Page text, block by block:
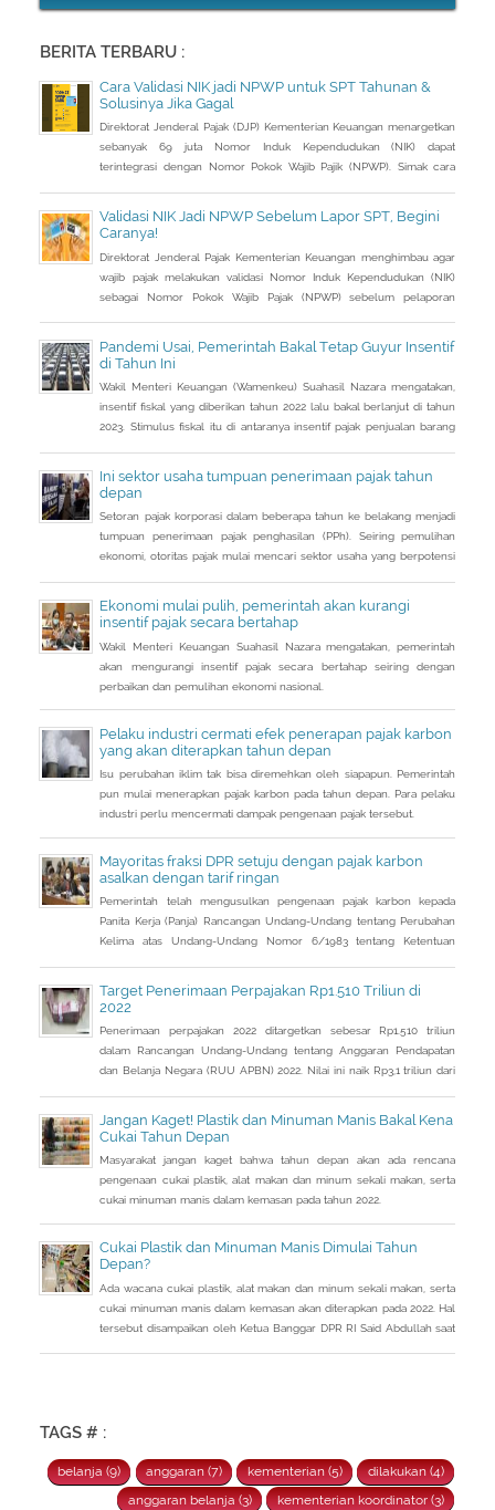
BERITA TERBARU :
Cara Validasi NIK jadi NPWP untuk SPT Tahunan &
Solusinya Jika Gagal
Direktorat Jenderal Pajak (DJP) Kementerian Keuangan menargetkan
sebanyak 69 juta Nomor Induk Kependudukan (NIK) dapat
terintegrasi dengan Nomor Pokok Wajib Pajik (NPWP). Simak cara
total target yang baru terintegrasi. Melalui integrasi, nantinya
Validasi NIK Jadi NPWP Sebelum Lapor SPT, Begini
Caranya!
Direktorat Jenderal Pajak Kementerian Keuangan menghimbau agar
wajib pajak melakukan validasi Nomor Induk Kependudukan (NIK)
sebagai Nomor Pokok Wajib Pajak (NPWP) sebelum pelaporan
112/PMK.03/2022. Dalam PMK yang menjadi aturan turunan Peraturan
Pandemi Usai, Pemerintah Bakal Tetap Guyur Insentif
di Tahun Ini
Wakil Menteri Keuangan (Wamenkeu) Suahasil Nazara mengatakan,
insentif fiskal yang diberikan tahun 2022 lalu bakal berlanjut di tahun
2023. Stimulus fiskal itu di antaranya insentif pajak penjualan barang
(PPN DTP) untuk sektor properti.
Ini sektor usaha tumpuan penerimaan pajak tahun
depan
Setoran pajak korporasi dalam beberapa tahun ke belakang menjadi
tumpuan penerimaan pajak penghasilan (PPh). Seiring pemulihan
ekonomi, otoritas pajak mulai mencari sektor usaha yang berpotensi
Ekonomi mulai pulih, pemerintah akan kurangi
insentif pajak secara bertahap
Wakil Menteri Keuangan Suahasil Nazara mengatakan, pemerintah
akan mengurangi insentif pajak secara bertahap seiring dengan
perbaikan dan pemulihan ekonomi nasional.
Pelaku industri cermati efek penerapan pajak karbon
yang akan diterapkan tahun depan
Isu perubahan iklim tak bisa diremehkan oleh siapapun. Pemerintah
pun mulai menerapkan pajak karbon pada tahun depan. Para pelaku
industri perlu mencermati dampak pengenaan pajak tersebut.
Mayoritas fraksi DPR setuju dengan pajak karbon
asalkan dengan tarif ringan
Pemerintah telah mengusulkan pengenaan pajak karbon kepada
Panita Kerja (Panja) Rancangan Undang-Undang tentang Perubahan
Kelima atas Undang-Undang Nomor 6/1983 tentang Ketentuan
Target Penerimaan Perpajakan Rp1.510 Triliun di
2022
Penerimaan perpajakan 2022 ditargetkan sebesar Rp1.510 triliun
dalam Rancangan Undang-Undang tentang Anggaran Pendapatan
dan Belanja Negara (RUU APBN) 2022. Nilai ini naik Rp3,1 triliun dari
pada 16 Agustus 2021.
Jangan Kaget! Plastik dan Minuman Manis Bakal Kena
Cukai Tahun Depan
Masyarakat jangan kaget bahwa tahun depan akan ada rencana
pengenaan cukai plastik, alat makan dan minum sekali makan, serta
cukai minuman manis dalam kemasan pada tahun 2022.
Cukai Plastik dan Minuman Manis Dimulai Tahun
Depan?
Ada wacana cukai plastik, alat makan dan minum sekali makan, serta
cukai minuman manis dalam kemasan akan diterapkan pada 2022. Hal
tersebut disampaikan oleh Ketua Banggar DPR RI Said Abdullah saat
TAGS # :
belanja (9) anggaran (7) kementerian (5)
dilakukan (4)
anggaran belanja (3)
kementerian koordinator (3)